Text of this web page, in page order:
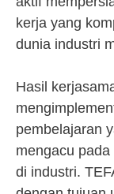
kerja yang
dunia industri
Hasil
pembelajaran
mengacu
di industri.